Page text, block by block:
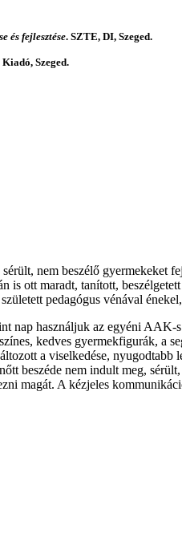
és fejlesztése. SZTE, DI, Szeged.
Szeged.
nem beszélő gyermekeket
ott maradt, tanított,
pedagógus vénával
nap használjuk az egyéni
kedves gyermekfigurák, a
a viselkedése,
beszéde nem indult meg,
magát. A kézjeles